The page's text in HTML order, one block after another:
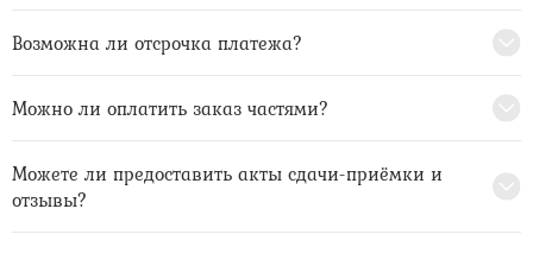
Возможна ли отсрочка платежа?
Можно ли оплатить заказ частями?
Можете ли предоставить акты сдачи-приёмки и
отзывы?